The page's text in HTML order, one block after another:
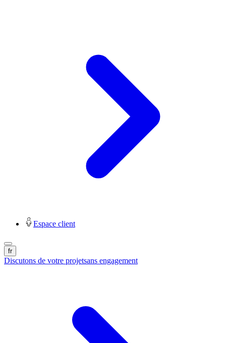
Espace client
fr
Discutons de votre projetsans engagement